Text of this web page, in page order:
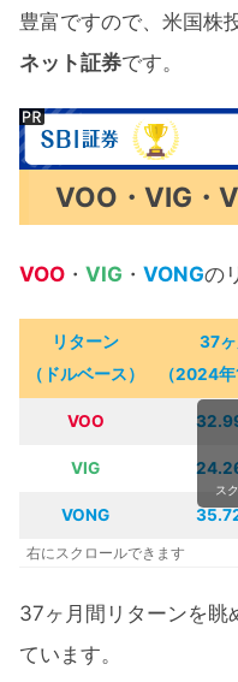
豊富ですので、米国株
ネット証券です。
VOO・VIG・
VOO ・ VIG ・ VONGの
リターン
（ドルベース）
37ヶ
（2024年
VOO
VIG
VONG
ス
右にスクロールできます
37ヶ月間リターンを眺
ています。